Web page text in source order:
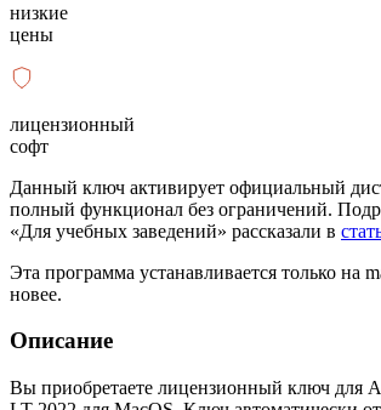
низкие
цены
лицензионный
софт
Данный ключ активирует официальный
полный функционал без ограничений.
«Для учебных заведений» рассказали в
Эта программа устанавливается только на
новее.
Описание
Вы приобретаете лицензионный ключ для